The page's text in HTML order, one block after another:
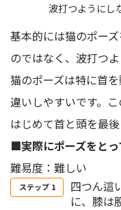
波打つようにし
基本的には猫のポー
のではなく、波打つ
猫のポーズは特に首
違いしやすいです。
はじめて首と頭を最
■実際にポーズをとっ
難易度：難しい
四つん這
に、膝は